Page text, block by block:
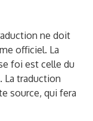
ne doit
officiel. La
foi est celle du
La traduction
source, qui fera